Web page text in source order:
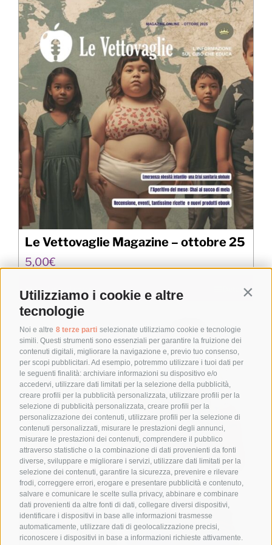
Utilizziamo i cookie e altre
tecnologie
Noi e altre 8 terze parti selezionate utilizziamo cookie e tecnologie
simili. Questi strumenti sono essenziali per garantire la fruizione dei
contenuti digitali, migliorare la navigazione e, previo tuo consenso,
per scopi pubblicitari. Ad esempio, potremmo utilizzare i tuoi dati per
le seguenti finalità: archiviare informazioni su dispositivo e/o
accedervi, utilizzare dati limitati per la selezione della pubblicità,
creare profili per la pubblicità personalizzata, utilizzare profili per la
selezione di pubblicità personalizzata, creare profili per la
personalizzazione dei contenuti, utilizzare profili per la selezione di
contenuti personalizzati, misurare le prestazioni degli annunci,
misurare le prestazioni dei contenuti, comprendere il pubblico
attraverso statistiche o la combinazione di dati provenienti da fonti
diverse, sviluppare e migliorare i servizi, utilizzare dati limitati per la
selezione dei contenuti, garantire la sicurezza, prevenire e rilevare
frodi, correggere errori, erogare e presentare pubblicità e contenuto,
salvare e comunicare le scelte sulla privacy, abbinare e combinare
dati provenienti da altre fonti di dati, collegare diversi dispositivi,
identificare i dispositivi in base alle informazioni trasmesse
automaticamente, utilizzare dati di geolocalizzazione precisi,
riconoscere i dispositivi in base a informazioni richieste attivamente.
Le Vettovaglie Magazine – ottobre 25
5,00€
Aggiungi al carrello Details
Sale!